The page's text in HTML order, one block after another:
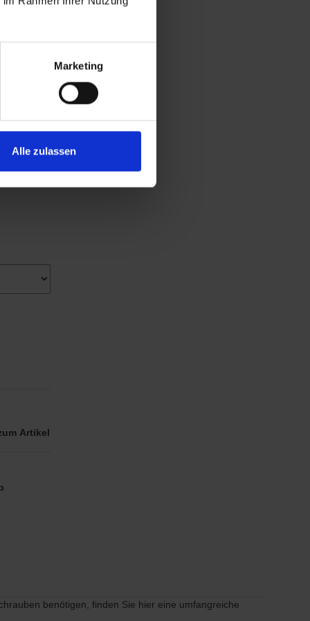
Marketing
Alle zulassen
Artikel
benötigen, finden Sie hier eine umfangreiche